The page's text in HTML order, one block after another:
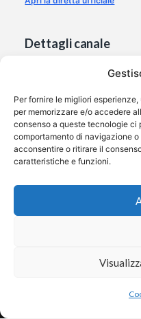
Per fornire le migliori
per memorizzare e/o accedere
consenso a queste tecnologie ci
comportamento di navigazione
acconsentire o ritirare il
caratteristiche e funzioni.
Dettagli canale
Ultimo
Nazione:Italia
Lingua:Italiana
©2026
Anche un piccolo